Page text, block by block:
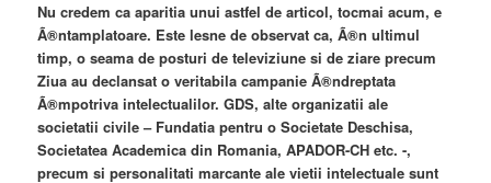
Nu credem ca aparitia unui astfel de articol, tocmai acum, e
Ã®ntamplatoare. Este lesne de observat ca, Ã®n ultimul
timp, o seama de posturi de televiziune si de ziare precum
Ziua au declansat o veritabila campanie Ã®ndreptata
Ã®mpotriva intelectualilor. GDS, alte organizatii ale
societatii civile – Fundatia pentru o Societate Deschisa,
Societatea Academica din Romania, APADOR-CH etc. -,
precum si personalitati marcante ale vietii intelectuale sunt